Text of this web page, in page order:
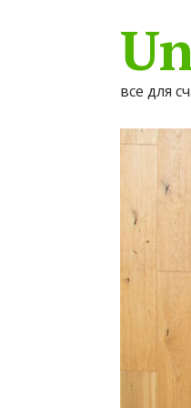
все для